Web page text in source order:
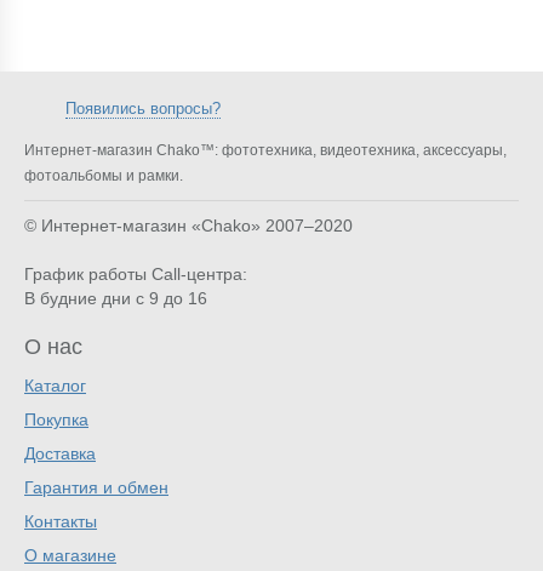
Появились вопросы?
Интернет-магазин Chako™: фототехника, видеотехника, аксессуары,
фотоальбомы и рамки.
© Интернет-магазин «Chako» 2007–2020
График работы Call-центра:
В будние дни с 9 до 16
О нас
Каталог
Покупка
Доставка
Гарантия и обмен
Контакты
О магазине